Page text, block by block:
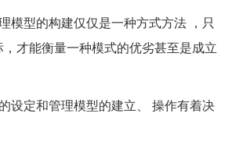
模型的构建仅仅是一种方式方法 ，只
才能衡量一种模式的优劣甚至是成立
设定和管理模型的建立、 操作有着决